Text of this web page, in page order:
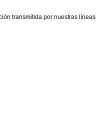
transmitida por nuestras líneas